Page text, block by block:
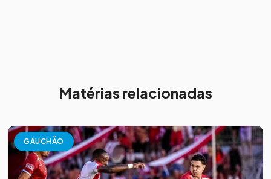
Matérias relacionadas
GAUCHÃO